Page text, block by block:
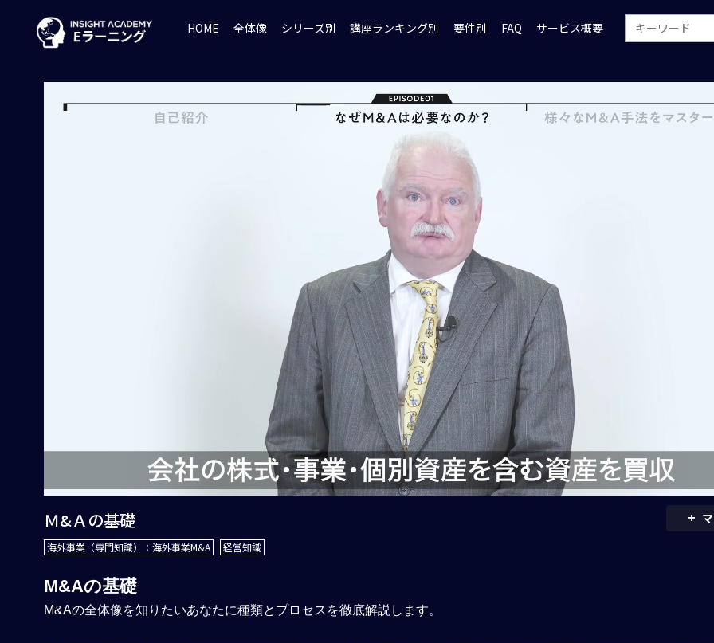
HOME 全体像 シリーズ別 講座ランキング別 要件別 FAQ サービス概要
+
Ｍ&Ａの基礎
海外事業（専門知識）：海外事業M&A 経営知識
M&Aの基礎
M&Aの全体像を知りたいあなたに種類とプロセスを徹底解説します。